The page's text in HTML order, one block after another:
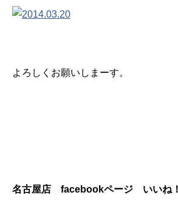
よろしくお願いしまーす。
名古屋店 facebookページ いいね